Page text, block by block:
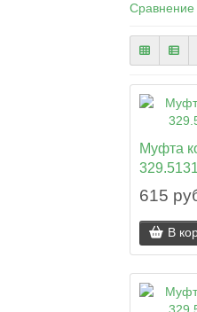
Сравнение
Муфта
615
В